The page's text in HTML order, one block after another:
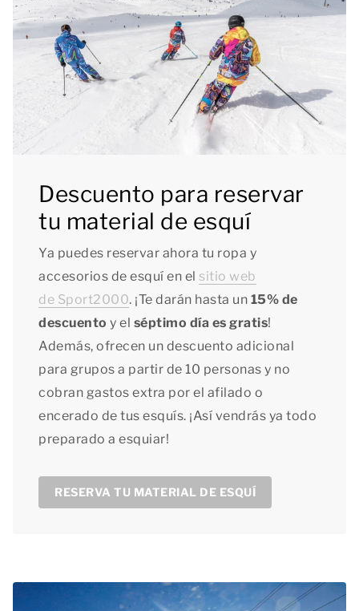
Descuento para reservar
tu material de esquí
Ya puedes reservar ahora tu ropa y
accesorios de esquí en el sitio web
de Sport2000. ¡Te darán hasta un 15% de
descuento y el séptimo día es gratis!
Además, ofrecen un descuento adicional
para grupos a partir de 10 personas y no
cobran gastos extra por el afilado o
encerado de tus esquís. ¡Así vendrás ya todo
preparado a esquiar!
RESERVA TU MATERIAL DE ESQUÍ